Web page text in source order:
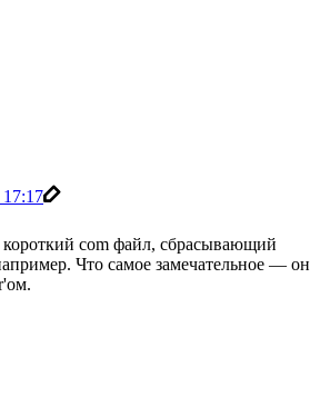
com файл, сбрасывающий
Что самое замечательное — он